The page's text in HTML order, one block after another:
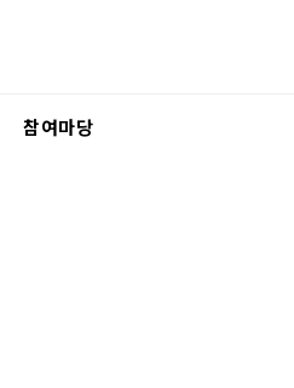
참여마당